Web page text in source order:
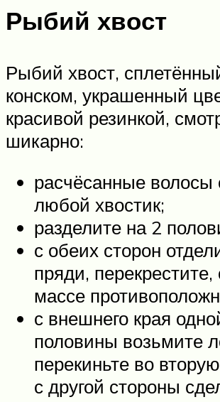
Рыбий хвост
Рыбий хвост,
конском, украшенный
красивой резинкой,
шикарно:
расчёсанные волосы
любой хвостик;
разделите на 2
с обеих сторон
пряди, перекрестите,
массе
с внешнего края
половины возьмите
перекиньте во
с другой стороны